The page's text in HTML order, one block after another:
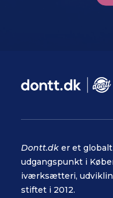
Dontt.dk er et
udgangspunkt i
iværksætteri,
stiftet i 2012.